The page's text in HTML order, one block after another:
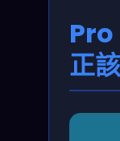
Pro
正